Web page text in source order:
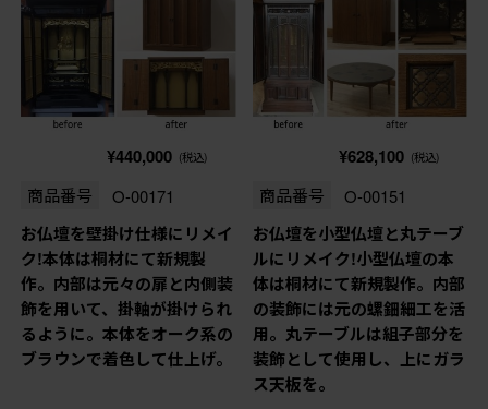
¥440,000 (税込)
商品番号 O-00171
お仏壇を壁掛け仕様にリメイ
ク!本体は桐材にて新規製
作。内部は元々の扉と内側装
飾を用いて、掛軸が掛けられ
るように。本体をオーク系の
ブラウンで着色して仕上げ。
¥628,100 (税込)
商品番号 O-00151
お仏壇を小型仏壇と丸テーブ
ルにリメイク!小型仏壇の本
体は桐材にて新規製作。内部
の装飾には元の螺鈿細工を活
用。丸テーブルは組子部分を
装飾として使用し、上にガラ
ス天板を。